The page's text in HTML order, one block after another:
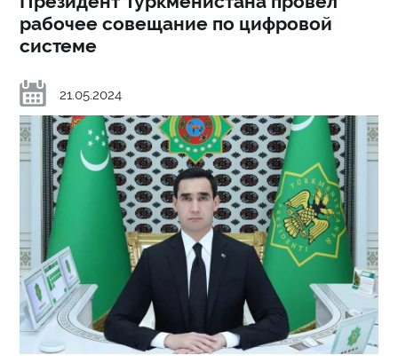
рабочее совещание по цифровой
системе
21.05.2024